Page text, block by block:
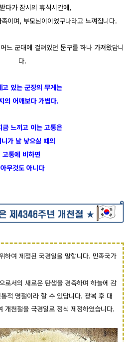
다가 잠시의 휴식시간에,
이며, 부모님이이었구나라고 느껴집니다.
느 군대에 걸려있던 문구를 하나 가져왔답니
다.
고 있는 군장의 무게는
의 어깨보다 가볍다.
금 느끼고 이는 고통은
니가 날 낳으실 때의
고통에 비하면
아무것도 아니다
하여 제정된 국경일을 말합니다. 민족국가
로서의 새로운 탄생을 경축하며 하늘에 감
적 명절이라 할 수 있답니다. 광복 후 대
개천절을 국경일로 정식 제정하였습니다.